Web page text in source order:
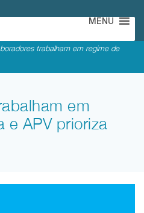
MENU
trabalham em regime de
em
e APV prioriza